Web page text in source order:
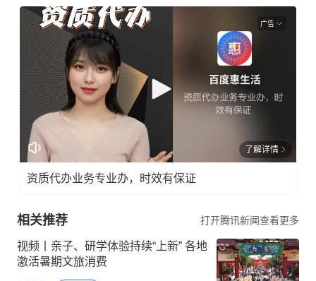
广告
了解详情
资质代办业务专业办，时效有保证
相关推荐 打开腾讯新闻查看更多
视频丨亲子、研学体验持续“上新” 各地
激活暑期文旅消费